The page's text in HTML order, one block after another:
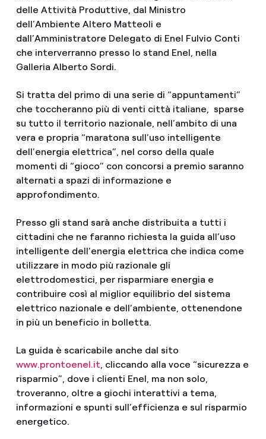
delle Attività Produttive, dal Ministro
dell’Ambiente Altero Matteoli e
dall’Amministratore Delegato di Enel Fulvio Conti
che interverranno presso lo stand Enel, nella
Galleria Alberto Sordi.
Si tratta del primo di una serie di “appuntamenti”
che toccheranno più di venti città italiane, sparse
su tutto il territorio nazionale, nell’ambito di una
vera e propria “maratona sull’uso intelligente
dell’energia elettrica”, nel corso della quale
momenti di “gioco” con concorsi a premio saranno
alternati a spazi di informazione e
approfondimento.
Presso gli stand sarà anche distribuita a tutti i
cittadini che ne faranno richiesta la guida all’uso
intelligente dell’energia elettrica che indica come
utilizzare in modo più razionale gli
elettrodomestici, per risparmiare energia e
contribuire così al miglior equilibrio del sistema
elettrico nazionale e dell’ambiente, ottenendone
in più un beneficio in bolletta.
La guida è scaricabile anche dal sito
www.prontoenel.it, cliccando alla voce “sicurezza e
risparmio”, dove i clienti Enel, ma non solo,
troveranno, oltre a giochi interattivi a tema,
informazioni e spunti sull’efficienza e sul risparmio
energetico.